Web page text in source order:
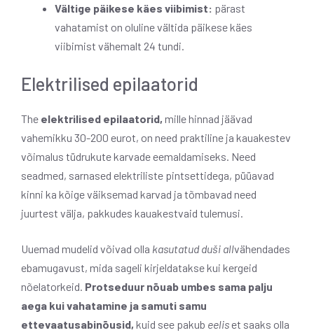
Vältige päikese käes viibimist: pärast
vahatamist on oluline vältida päikese käes
viibimist vähemalt 24 tundi.
Elektrilised epilaatorid
The elektrilised epilaatorid, mille hinnad jäävad
vahemikku 30-200 eurot, on need praktiline ja kauakestev
võimalus tüdrukute karvade eemaldamiseks. Need
seadmed, sarnased elektriliste pintsettidega, püüavad
kinni ka kõige väiksemad karvad ja tõmbavad need
juurtest välja, pakkudes kauakestvaid tulemusi.
Uuemad mudelid võivad olla kasutatud duši allvähendades
ebamugavust, mida sageli kirjeldatakse kui kergeid
nõelatorkeid. Protseduur nõuab umbes sama palju
aega kui vahatamine ja samuti samu
ettevaatusabinõusid, kuid see pakub eeliset saaks olla